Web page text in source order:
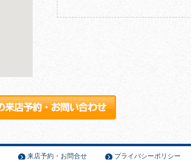
来店予約・お問合せ プライバシーポリシー